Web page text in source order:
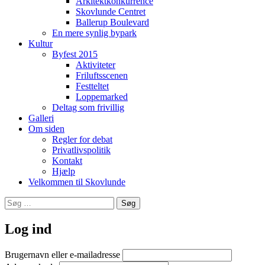
Skovlunde Centret
Ballerup Boulevard
En mere synlig bypark
Kultur
Byfest 2015
Aktiviteter
Friluftsscenen
Festteltet
Loppemarked
Deltag som frivillig
Galleri
Om siden
Regler for debat
Privatlivspolitik
Kontakt
Hjælp
Velkommen til Skovlunde
Søg
efter:
Log ind
Brugernavn eller e-mailadresse